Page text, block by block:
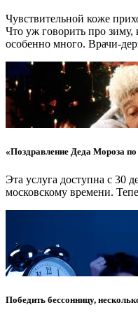
Чувствительной коже
Что уж говорить про зиму,
особенно много. Врачи-
«Поздравление Деда Мороза по
Эта услуга доступна с 30
московскому времени.
Победить бессонницу,